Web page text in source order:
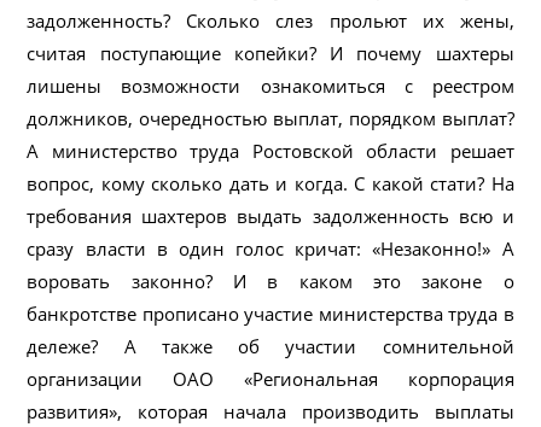
задолженность? Сколько слез прольют их жены,
считая поступающие копейки? И почему шахтеры
лишены возможности ознакомиться с реестром
должников, очередностью выплат, порядком выплат?
А министерство труда Ростовской области решает
вопрос, кому сколько дать и когда. С какой стати? На
требования шахтеров выдать задолженность всю и
сразу власти в один голос кричат: «Незаконно!» А
воровать законно? И в каком это законе о
банкротстве прописано участие министерства труда в
дележе? А также об участии сомнительной
организации ОАО «Региональная корпорация
развития», которая начала производить выплаты